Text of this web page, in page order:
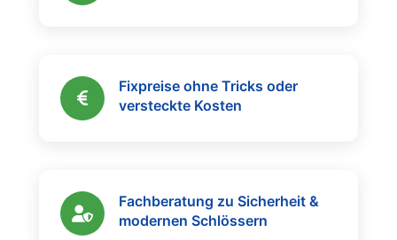
Fixpreise ohne Tricks oder
versteckte Kosten
Fachberatung zu Sicherheit &
modernen Schlössern